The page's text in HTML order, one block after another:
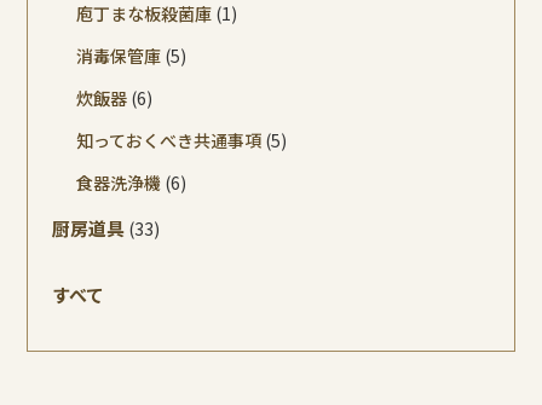
庖丁まな板殺菌庫 (1)
消毒保管庫 (5)
炊飯器 (6)
知っておくべき共通事項 (5)
食器洗浄機 (6)
厨房道具 (33)
すべて